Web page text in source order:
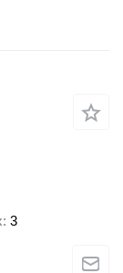
3